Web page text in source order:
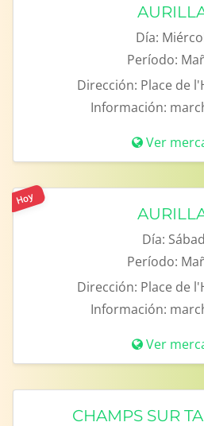
Día:
Período:
Dirección: Place de
Información:
Ver
Hoy
Día:
Período:
Dirección: Place de
Información:
Ver
CHAMPS SUR